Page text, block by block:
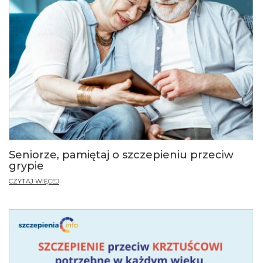
Seniorze, pamiętaj o szczepieniu przeciw
grypie
CZYTAJ WIĘCEJ